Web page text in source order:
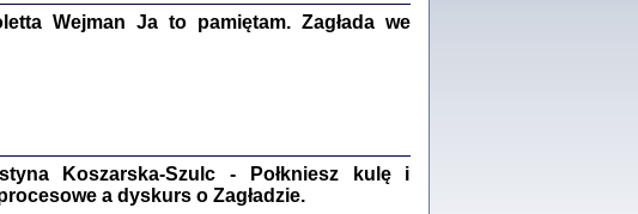
oprac. Aleksandra Bańkowska
Warszawa 2022
oprac. Aleksandra Bańkowska, wstęp Jacek Leociak
Warszawa 2021
Wejman Ja to pamiętam. Zagłada we
Koszarska-Szulc - Połkniesz kulę i
a dyskurs o Zagładzie.